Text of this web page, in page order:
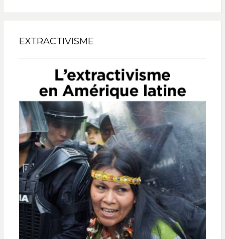
EXTRACTIVISME